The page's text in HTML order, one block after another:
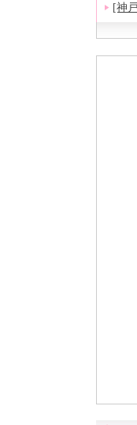
[神
[南